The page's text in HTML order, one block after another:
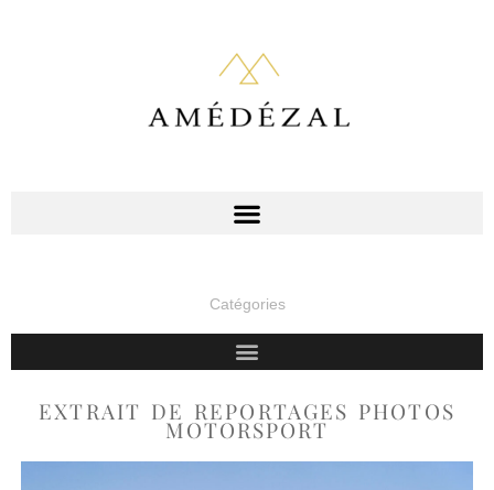
Catégories
EXTRAIT DE REPORTAGES PHOTOS
MOTORSPORT